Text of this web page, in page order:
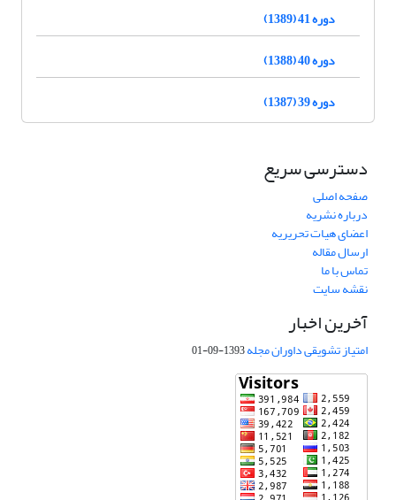
دوره 41 (1389)
دوره 40 (1388)
دوره 39 (1387)
دسترسی سریع
صفحه اصلی
درباره نشریه
اعضای هیات تحریریه
ارسال مقاله
تماس با ما
نقشه سایت
آخرین اخبار
امتیاز تشویقی داوران مجله1393-09-01